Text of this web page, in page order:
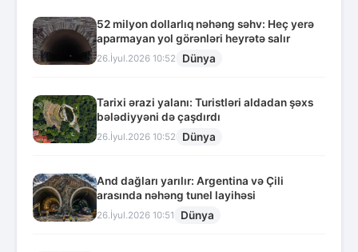
52 milyon dollarlıq nəhəng səhv: Heç yerə
aparmayan yol görənləri heyrətə salır
26.İyul.2026 10:52 Dünya
Tarixi ərazi yalanı: Turistləri aldadan şəxs
bələdiyyəni də çaşdırdı
26.İyul.2026 10:52 Dünya
And dağları yarılır: Argentina və Çili
arasında nəhəng tunel layihəsi
26.İyul.2026 10:51 Dünya